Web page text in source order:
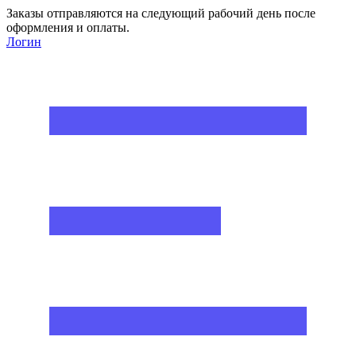
Заказы отправляются на следующий рабочий день после
оформления и оплаты.
Логин